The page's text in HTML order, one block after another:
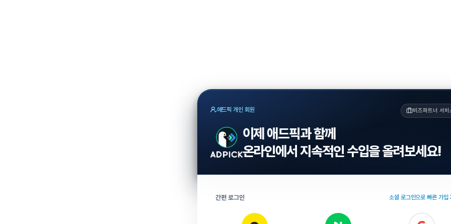
애드픽 개인 회원 비즈파트너 서비
이제 애드픽과 함께
온라인에서 지속적인 수입을 올려보세요!
간편 로그인 소셜 로그인으로 빠른 가입